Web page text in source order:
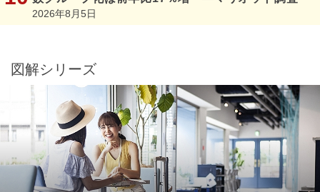
2026年8月5日
図解シリーズ